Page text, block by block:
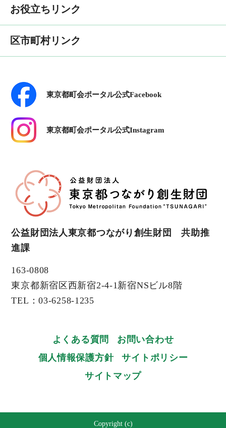
お役立ちリンク
区市町村リンク
東京都町会ポータル公式Facebook
東京都町会ポータル公式Instagram
公益財団法人東京都つながり創生財団 共助推
進課
163-0808
東京都新宿区西新宿2-4-1新宿NSビル8階
TEL：03-6258-1235
よくある質問
お問い合わせ
個人情報保護方針
サイトポリシー
サイトマップ
Copyright (c)